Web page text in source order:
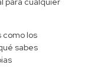
como los
sabes